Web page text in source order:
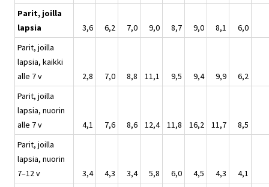
Parit, joilla
lapsia
3,6 6,2 7,0 9,0 8,7 9,0 8,1
6,0
Parit, joilla
lapsia, kaikki
alle 7 v
2,8 7,0 8,8 11,1 9,5 9,4 9,9
6,2
Parit, joilla
lapsia, nuorin
alle 7 v
4,1 7,6 8,6 12,4 11,8 16,2 11,7
8,5
Parit, joilla
lapsia, nuorin
7–12 v
3,4 4,3 3,4 5,8 6,0 4,5 4,3
4,1